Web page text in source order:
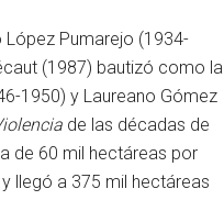
López Pumarejo (1934-
(1987) bautizó como la
1950) y Laureano Gómez
de las décadas de
de 60 mil hectáreas por
llegó a 375 mil hectáreas